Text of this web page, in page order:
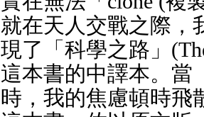
就在天人交戰之際，
現了「科學之路」
這本書的中譯本。當
時，我的焦慮頓時飛